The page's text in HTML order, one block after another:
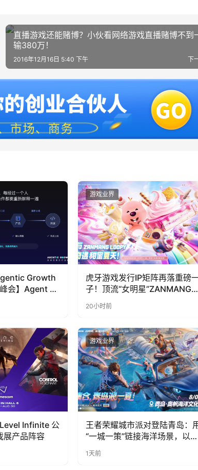
直播游戏还能赌博？小伙看网络游戏直播赌博不到
输380万！
下
2016年12月16日 5:40 下午
Growth
会】Agent 时
么
游戏业界
虎牙游戏发行IP矩阵再落重磅
子！顶流“女明星”ZANMANG
LOOPY 正版3D消除手游《消消
奇遇》惊喜曝光
20小时前
Infinite 公
展产品阵容
游戏业界
王者荣耀城市派对登陆青岛：
“一城一策”链接海洋场景，以双
1天前